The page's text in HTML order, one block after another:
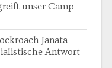
unser Camp
Janata
Antwort